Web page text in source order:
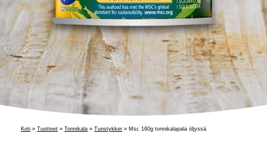
Koti » Tuotteet » Tonnikala » Tunstykker » Msc 160g tonnikalapala öljyssä